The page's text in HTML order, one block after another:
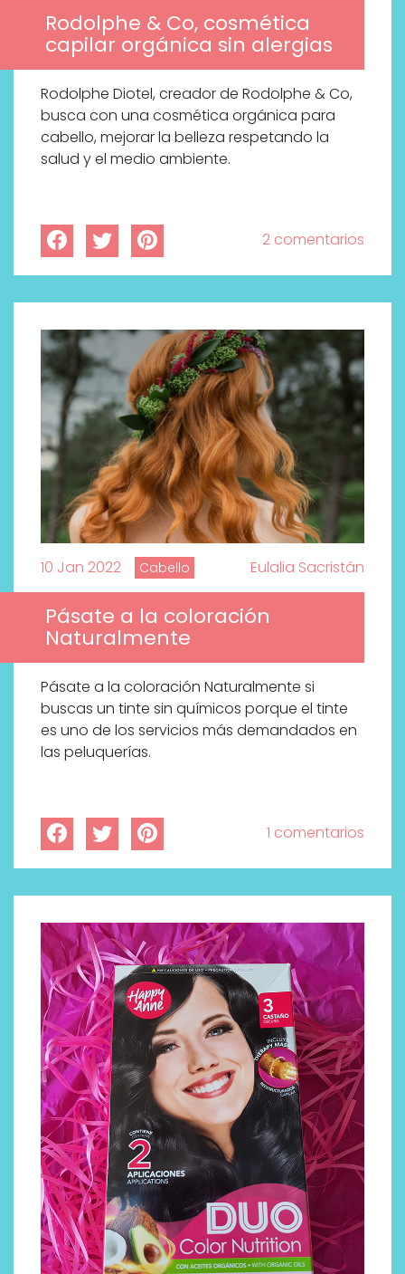
Rodolphe & Co, cosmética
capilar orgánica sin alergias
Rodolphe Diotel, creador de Rodolphe & Co,
busca con una cosmética orgánica para
cabello, mejorar la belleza respetando la
salud y el medio ambiente.
2 comentarios
10 Jan 2022 Cabello Eulalia Sacristán
Pásate a la coloración
Naturalmente
Pásate a la coloración Naturalmente si
buscas un tinte sin químicos porque el tinte
es uno de los servicios más demandados en
las peluquerías.
1 comentarios